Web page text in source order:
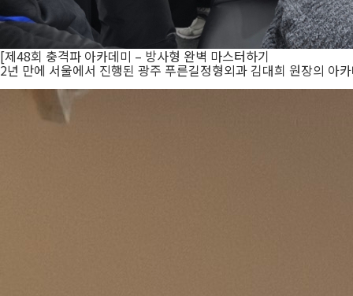
[제48회 충격파 아카데미 – 방사형 완벽 마스터하기
2년 만에 서울에서 진행된 광주 푸른길정형외과 김대희 원장의 아